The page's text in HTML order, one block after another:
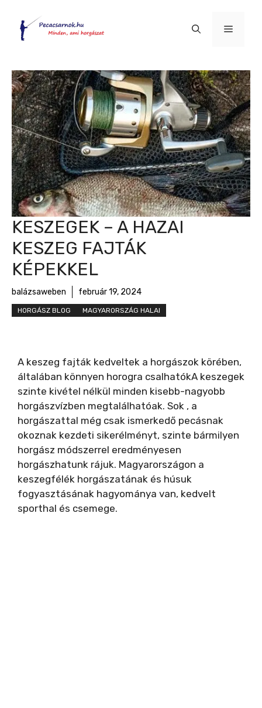
tartalomba
Menü
KESZEGEK – A HAZAI
KESZEG FAJTÁK
KÉPEKKEL
balázsaweben február 19, 2024
HORGÁSZ BLOG MAGYARORSZÁG HALAI
A keszeg fajták kedveltek a horgászok körében,
általában könnyen horogra csalhatókA keszegek
szinte kivétel nélkül minden kisebb-nagyobb
horgászvízben megtalálhatóak. Sok , a
horgászattal még csak ismerkedő pecásnak
okoznak kezdeti sikerélményt, szinte bármilyen
horgász módszerrel eredményesen
horgászhatunk rájuk. Magyarországon a
keszegfélék horgászatának és húsuk
fogyasztásának hagyománya van, kedvelt
sporthal és csemege.